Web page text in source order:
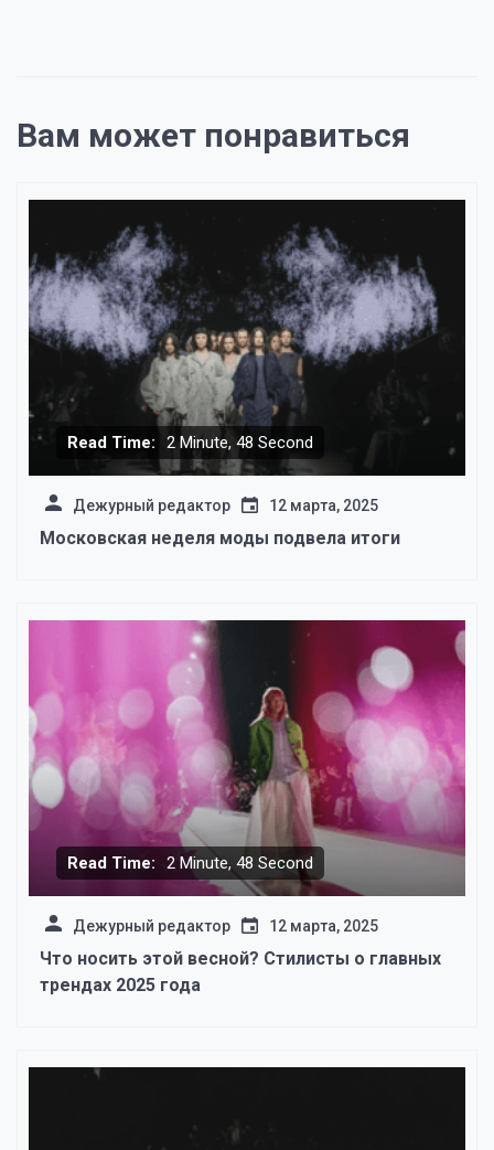
Вам может понравиться
Read Time: 2 Minute, 48 Second
Дежурный редактор 12 марта, 2025
Московская неделя моды подвела итоги
Read Time: 2 Minute, 48 Second
Дежурный редактор 12 марта, 2025
Что носить этой весной? Стилисты о главных
трендах 2025 года